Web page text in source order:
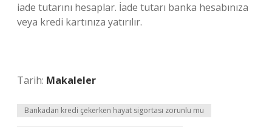
iade tutarını hesaplar. İade tutarı banka hesabınıza
veya kredi kartınıza yatırılır.
Tarih: Makaleler
Bankadan kredi çekerken hayat sigortası zorunlu mu